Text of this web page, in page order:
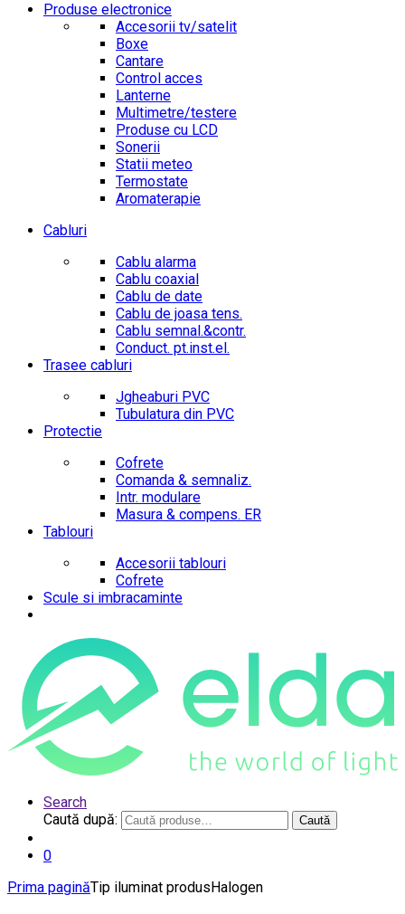
Produse electronice
Accesorii tv/satelit
Boxe
Cantare
Control acces
Lanterne
Multimetre/testere
Produse cu LCD
Sonerii
Statii meteo
Termostate
Aromaterapie
Cabluri
Cablu alarma
Cablu coaxial
Cablu de date
Cablu de joasa tens.
Cablu semnal.&contr.
Conduct. pt.inst.el.
Trasee cabluri
Jgheaburi PVC
Tubulatura din PVC
Protectie
Cofrete
Comanda & semnaliz.
Intr. modulare
Masura & compens. ER
Tablouri
Accesorii tablouri
Cofrete
Scule si imbracaminte
Search
Caută după:
Caută
0
Prima paginăTip iluminat produsHalogen